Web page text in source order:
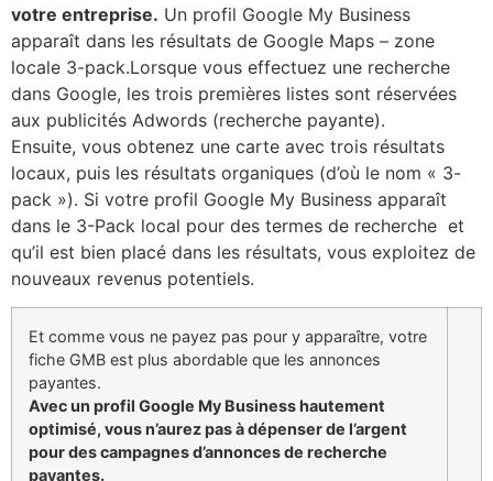
votre entreprise. Un profil Google My Business
apparaît dans les résultats de Google Maps – zone
locale 3-pack.Lorsque vous effectuez une recherche
dans Google, les trois premières listes sont réservées
aux publicités Adwords (recherche payante).
Ensuite, vous obtenez une carte avec trois résultats
locaux, puis les résultats organiques (d’où le nom « 3-
pack »). Si votre profil Google My Business apparaît
dans le 3-Pack local pour des termes de recherche et
qu’il est bien placé dans les résultats, vous exploitez de
nouveaux revenus potentiels.
​Et comme vous ne payez pas pour y apparaître, votre
fiche GMB est plus abordable que les annonces
payantes.
Avec un profil Google My Business hautement
optimisé, vous n’aurez pas à dépenser de l’argent
pour des campagnes d’annonces de recherche
payantes.